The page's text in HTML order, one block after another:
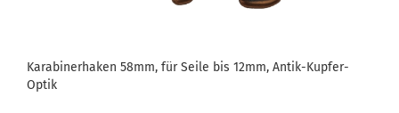
Karabinerhaken 58mm, für Seile bis 12mm, Antik-Kupfer-
Optik